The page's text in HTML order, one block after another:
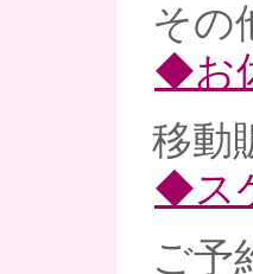
その
◆お
移動
◆ス
ご予